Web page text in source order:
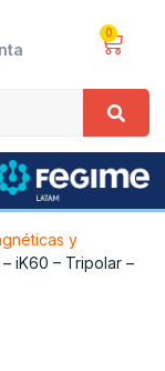
0
y
iK60 – Tripolar –